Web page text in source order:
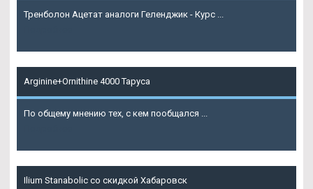
Тренболон Ацетат аналоги Геленджик - Курс ...
Arginine+Ornithine 4000 Таруса
По общему мнению тех, с кем пообщался ...
Ilium Stanabolic со скидкой Хабаровск